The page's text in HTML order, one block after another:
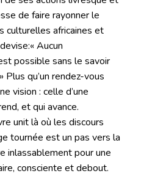
de faire rayonner le
culturelles africaines et
Aucun
possible sans le savoir
qu’un rendez-vous
vision : celle d’une
et qui avance.
unit là où les discours
tournée est un pas vers la
inlassablement pour une
consciente et debout.